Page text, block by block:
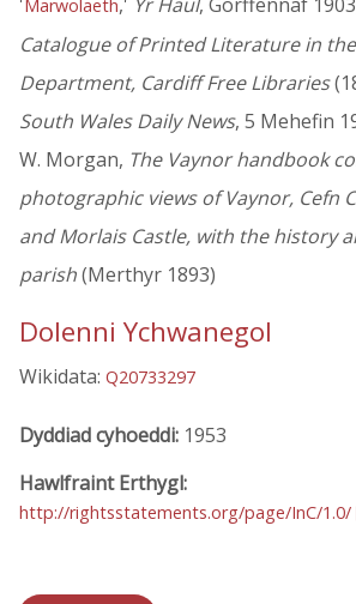
Marwolaeth
Catalogue of Printed Literature in
Department, Cardiff Free Libraries
South Wales Daily News, 5 Mehefin
W. Morgan, The Vaynor handbook
photographic views of Vaynor, Cefn
and Morlais Castle, with the history
parish(Merthyr 1893)
Dolenni Ychwanegol
Wikidata: Q20733297
Dyddiad cyhoeddi: 1953
Hawlfraint Erthygl:
http://rightsstatements.org/page/InC/1.0/